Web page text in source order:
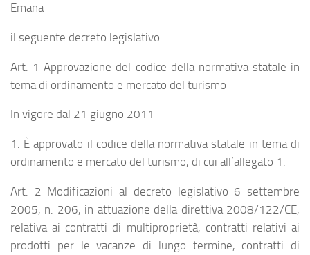
Emana
il seguente decreto legislativo:
Art. 1 Approvazione del codice della normativa statale in
tema di ordinamento e mercato del turismo
In vigore dal 21 giugno 2011
1. È approvato il codice della normativa statale in tema di
ordinamento e mercato del turismo, di cui all’allegato 1.
Art. 2 Modificazioni al decreto legislativo 6 settembre
2005, n. 206, in attuazione della direttiva 2008/122/CE,
relativa ai contratti di multiproprietà, contratti relativi ai
prodotti per le vacanze di lungo termine, contratti di